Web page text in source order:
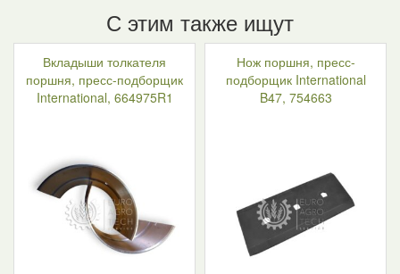
С этим также ищут
Вкладыши толкателя
поршня, пресс-подборщик
International, 664975R1
Нож поршня, пресс-
подборщик International
B47, 754663